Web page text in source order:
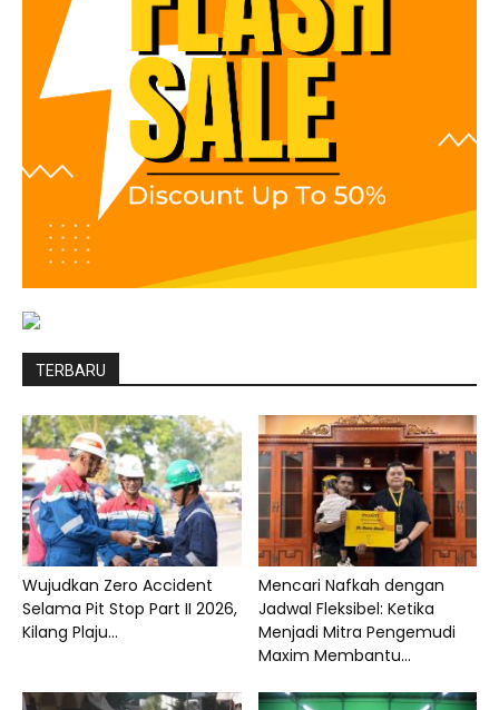
TERBARU
Wujudkan Zero Accident
Selama Pit Stop Part II 2026,
Kilang Plaju...
Mencari Nafkah dengan
Jadwal Fleksibel: Ketika
Menjadi Mitra Pengemudi
Maxim Membantu...